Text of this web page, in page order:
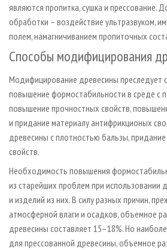
являются пропитка, сушка и прессование.
обработки – воздействие ультразвуком,
полем, намагничиванием пропиточных
Способы модифицирования
Модифицирование древесины преследует
повышение формостабильности в среде с
повышение прочностных свойств,
и придание материалу антифрикционых
древесины с плотностью бальзы,
свойств.
Необходимость повышения
из старейших проблем при использовании
и изделий из них. В силу разных причин,
атмосферной влаги и осадков, объемное
древесины составляет 15–18%. Но
для прессованной древесины, объемное